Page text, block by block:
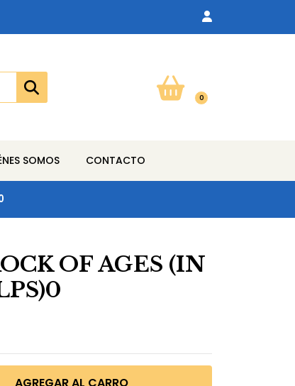
0
SOMOS CONTACTO
OF AGES (IN